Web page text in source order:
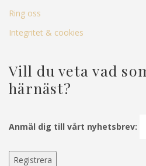
Ring oss
Integritet & cookies
Vill du veta vad
härnäst?
Anmäl dig till vårt nyhetsbrev: